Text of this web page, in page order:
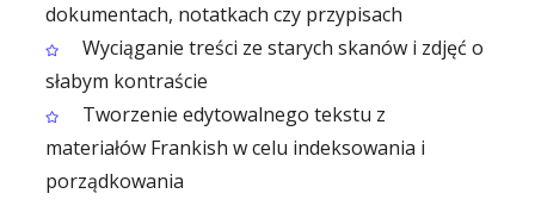
dokumentach, notatkach czy przypisach
Wyciąganie treści ze starych skanów i zdjęć o
słabym kontraście
Tworzenie edytowalnego tekstu z
materiałów Frankish w celu indeksowania i
porządkowania